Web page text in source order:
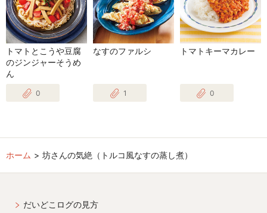
トマトとこうや豆腐
のジンジャーそうめ
ん
0
なすのファルシ
1
トマトキーマカレー
0
ホーム 坊さんの気絶（トルコ風なすの蒸し煮）
だいどこログの見方